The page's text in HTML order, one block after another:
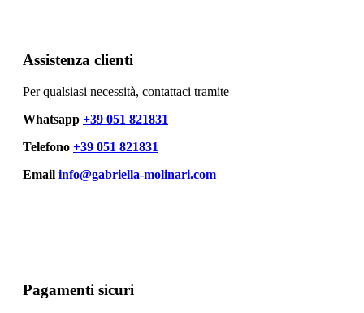
Assistenza clienti
Per qualsiasi necessità, contattaci tramite
Whatsapp +39 051 821831
Telefono +39 051 821831
Email info@gabriella-molinari.com
Pagamenti sicuri